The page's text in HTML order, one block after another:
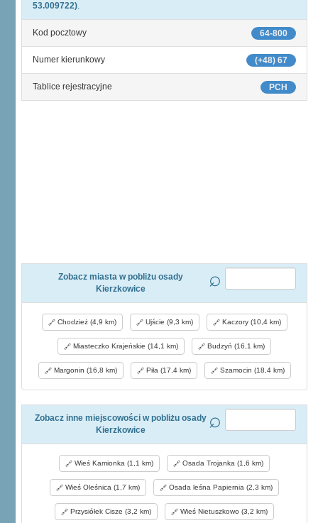
53.009722).
64-800
Kod pocztowy
(+48) 67
Numer kierunkowy
PCH
Tablice rejestracyjne
Zobacz miasta w pobliżu osady
Kierzkowice
Chodzież (4,9 km) Ujście (9,3 km) Kaczory (10,4 km)
Miasteczko Krajeńskie (14,1 km) Budzyń (16,1 km)
Margonin (16,8 km) Piła (17,4 km) Szamocin (18,4 km)
Zobacz inne miejscowości w pobliżu osady
Kierzkowice
Wieś Kamionka (1,1 km) Osada Trojanka (1,6 km)
Wieś Oleśnica (1,7 km) Osada leśna Papiernia (2,3 km)
Przysiółek Cisze (3,2 km) Wieś Nietuszkowo (3,2 km)